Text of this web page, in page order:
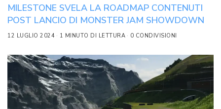
MILESTONE SVELA LA ROADMAP CONTENUTI
POST LANCIO DI MONSTER JAM SHOWDOWN
12 LUGLIO 2024 1 MINUTO DI LETTURA 0 CONDIVISIONI